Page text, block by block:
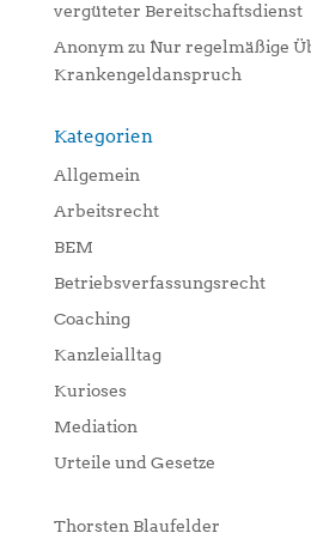
vergüteter Bereitschaftsdienst
Anonymzu Nur regelmäßige
Krankengeldanspruch
Kategorien
Allgemein
Arbeitsrecht
BEM
Betriebsverfassungsrecht
Coaching
Kanzleialltag
Kurioses
Mediation
Urteile und Gesetze
Thorsten Blaufelder